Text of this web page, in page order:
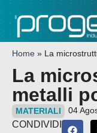
Home » La
La
metalli
MATERIALI 04
CONDIVIDI